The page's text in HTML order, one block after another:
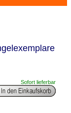
Sofort lieferbar